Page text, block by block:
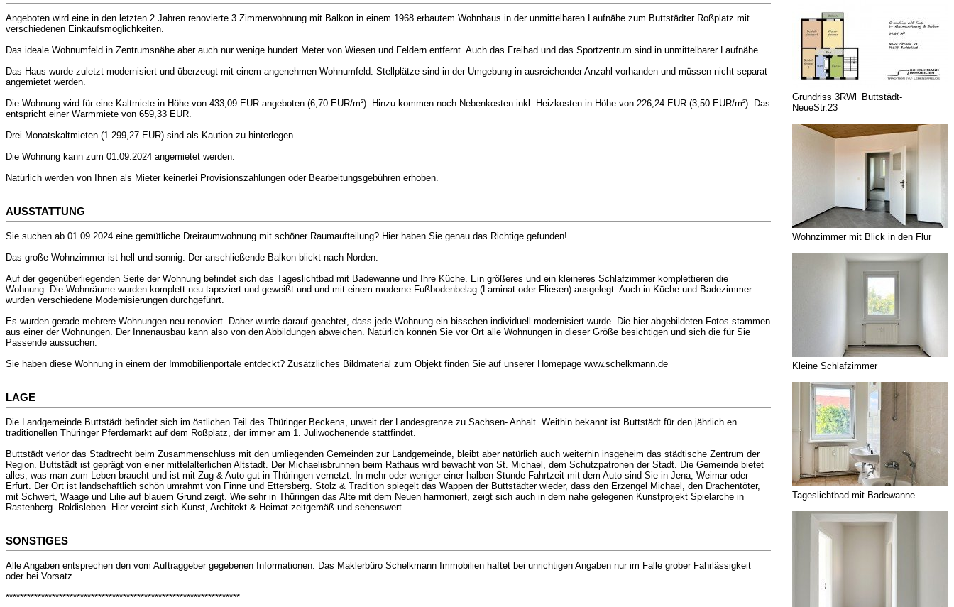
Angeboten wird eine in den letzten 2 Jahren renovierte 3 Zimmerwohnung mit Balkon in einem 1968 erbautem Wohnhaus in der unmittelbaren Laufnähe zum Buttstädter Roßplatz mit
verschiedenen Einkaufsmöglichkeiten.
Das ideale Wohnumfeld in Zentrumsnähe aber auch nur wenige hundert Meter von Wiesen und Feldern entfernt. Auch das Freibad und das Sportzentrum sind in unmittelbarer Laufnähe.
Das Haus wurde zuletzt modernisiert und überzeugt mit einem angenehmen Wohnumfeld. Stellplätze sind in der Umgebung in ausreichender Anzahl vorhanden und müssen nicht separat
angemietet werden.
Die Wohnung wird für eine Kaltmiete in Höhe von 433,09 EUR angeboten (6,70 EUR/m²). Hinzu kommen noch Nebenkosten inkl. Heizkosten in Höhe von 226,24 EUR (3,50 EUR/m²). Das
entspricht einer Warmmiete von 659,33 EUR.
Drei Monatskaltmieten (1.299,27 EUR) sind als Kaution zu hinterlegen.
Die Wohnung kann zum 01.09.2024 angemietet werden.
Natürlich werden von Ihnen als Mieter keinerlei Provisionszahlungen oder Bearbeitungsgebühren erhoben.
AUSSTATTUNG
Sie suchen ab 01.09.2024 eine gemütliche Dreiraumwohnung mit schöner Raumaufteilung? Hier haben Sie genau das Richtige gefunden!
Das große Wohnzimmer ist hell und sonnig. Der anschließende Balkon blickt nach Norden.
Auf der gegenüberliegenden Seite der Wohnung befindet sich das Tageslichtbad mit Badewanne und Ihre Küche. Ein größeres und ein kleineres Schlafzimmer komplettieren die
Wohnung. Die Wohnräume wurden komplett neu tapeziert und geweißt und und mit einem moderne Fußbodenbelag (Laminat oder Fliesen) ausgelegt. Auch in Küche und Badezimmer
wurden verschiedene Modernisierungen durchgeführt.
Es wurden gerade mehrere Wohnungen neu renoviert. Daher wurde darauf geachtet, dass jede Wohnung ein bisschen individuell modernisiert wurde. Die hier abgebildeten Fotos stammen
aus einer der Wohnungen. Der Innenausbau kann also von den Abbildungen abweichen. Natürlich können Sie vor Ort alle Wohnungen in dieser Größe besichtigen und sich die für Sie
Passende aussuchen.
Sie haben diese Wohnung in einem der Immobilienportale entdeckt? Zusätzliches Bildmaterial zum Objekt finden Sie auf unserer Homepage www.schelkmann.de
LAGE
Die Landgemeinde Buttstädt befindet sich im östlichen Teil des Thüringer Beckens, unweit der Landesgrenze zu Sachsen- Anhalt. Weithin bekannt ist Buttstädt für den jährlich en
traditionellen Thüringer Pferdemarkt auf dem Roßplatz, der immer am 1. Juliwochenende stattfindet.
Buttstädt verlor das Stadtrecht beim Zusammenschluss mit den umliegenden Gemeinden zur Landgemeinde, bleibt aber natürlich auch weiterhin insgeheim das städtische Zentrum der
Region. Buttstädt ist geprägt von einer mittelalterlichen Altstadt. Der Michaelisbrunnen beim Rathaus wird bewacht von St. Michael, dem Schutzpatronen der Stadt. Die Gemeinde bietet
alles, was man zum Leben braucht und ist mit Zug & Auto gut in Thüringen vernetzt. In mehr oder weniger einer halben Stunde Fahrtzeit mit dem Auto sind Sie in Jena, Weimar oder
Erfurt. Der Ort ist landschaftlich schön umrahmt von Finne und Ettersberg. Stolz & Tradition spiegelt das Wappen der Buttstädter wieder, dass den Erzengel Michael, den Drachentöter,
mit Schwert, Waage und Lilie auf blauem Grund zeigt. Wie sehr in Thüringen das Alte mit dem Neuen harmoniert, zeigt sich auch in dem nahe gelegenen Kunstprojekt Spielarche in
Rastenberg- Roldisleben. Hier vereint sich Kunst, Architekt & Heimat zeitgemäß und sehenswert.
SONSTIGES
Alle Angaben entsprechen den vom Auftraggeber gegebenen Informationen. Das Maklerbüro Schelkmann Immobilien haftet bei unrichtigen Angaben nur im Falle grober Fahrlässigkeit
oder bei Vorsatz.
******************************************************************
Grundriss 3RWl_Buttstädt-
NeueStr.23
Wohnzimmer mit Blick in den Flur
Kleine Schlafzimmer
Tageslichtbad mit Badewanne